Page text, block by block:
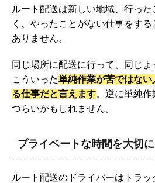
ルート配送は新しい地域、行っ
く、やったことがない仕事をす
ありません。
同じ場所に配送に行って、同じよ
こういった単純作業が苦ではな
る仕事だと言えます。逆に単純
つらいかもしれません。
プライベートな時間を大切
ルート配送のドライバーはトラ